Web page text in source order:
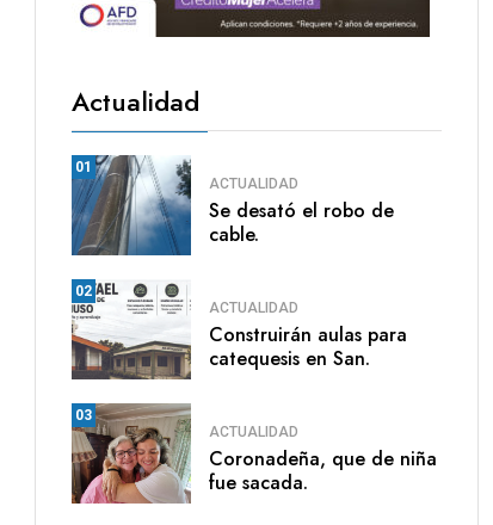
Actualidad
01
ACTUALIDAD
Se desató el robo de
cable.
02
ACTUALIDAD
Construirán aulas para
catequesis en San.
03
ACTUALIDAD
Coronadeña, que de niña
fue sacada.